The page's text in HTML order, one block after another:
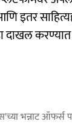
इतर
दाखल
भन्नाट ऑफर्स